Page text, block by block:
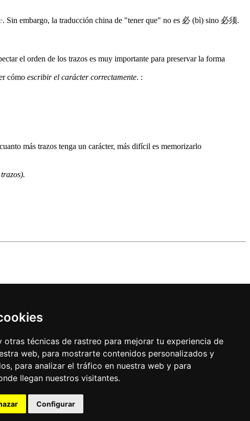
otras técnicas de rastreo para mejorar tu experiencia de
web, para mostrarte contenidos personalizados y
para analizar el tráfico en nuestra web y para
llegan nuestros visitantes.
Configurar
. Sin embargo, la traducción china de "tener que" no es 必 (bì) sino 必须.
el orden de los trazos es muy importante para preservar la forma
cómo escribir el carácter correctamente. :